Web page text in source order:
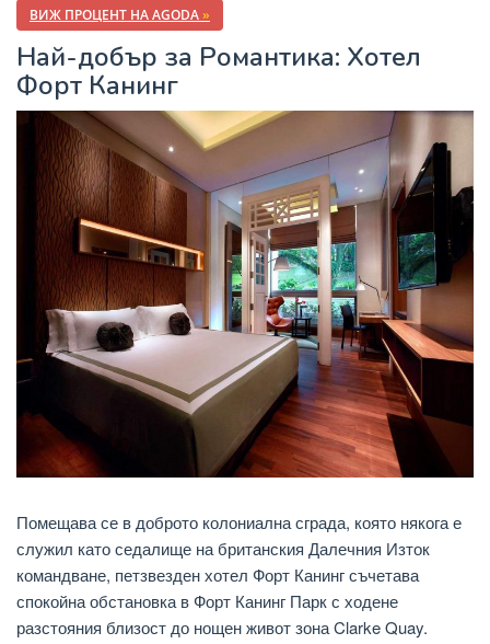
ВИЖ ПРОЦЕНТ НА AGODA»
Най-добър за Романтика: Хотел
Форт Канинг
Помещава се в доброто колониална сграда, която някога е
служил като седалище на британския Далечния Изток
командване, петзвезден хотел Форт Канинг съчетава
спокойна обстановка в Форт Канинг Парк с ходене
разстояния близост до нощен живот зона Clarke Quay.